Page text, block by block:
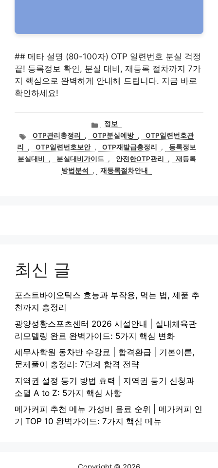
## 메타 설명 (80-100자) OTP 일련번호 분실 걱정
끝! 등록정보 확인, 분실 대비, 재등록 절차까지 7가
지 핵심으로 완벽하게 안내해 드립니다. 지금 바로
확인하세요!
카
테
고
리
정보
태OTP관리총정리 , OTP분실예방 ,
OTP일련번호관
리
, OTP일련번호보안 , OTP재발급총정리 ,
등록정보
분실대비
, 분실대비가이드 , 안전한OTP관리 ,
재등록
방법분석
, 재등록절차안내
최신 글
포스트바이오틱스 효능과 부작용, 먹는 법, 제품 추
천까지 총정리
광양성황스포츠센터 2026 시설안내 | 실내체육관
리모델링 완료 완벽가이드: 5가지 핵심 변화
세무사학원 동차반 수강료 | 합격환급 | 기본이론,
문제풀이 총정리: 7단계 합격 전략
지역권 설정 등기 방법 효력 | 지역권 등기 신청과
소멸 A to Z: 5가지 핵심 사항
메가커피 추천 메뉴 가성비 음료 순위 | 메가커피 인
기 TOP 10 완벽가이드: 7가지 핵심 메뉴